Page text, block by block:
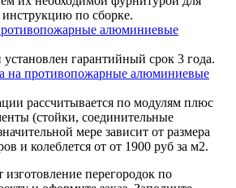
по сборке.
алюминиевые
гарантийный срок 3 года.
на противопожарные алюминиевые
рассчитывается по модулям плюс
(стойки, соединительные
мере зависит от размера
и колеблется от от 1900 руб за м2.
изготовление перегородок по